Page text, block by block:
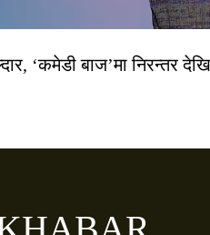
‘कमेडी बाज’मा निरन्तर